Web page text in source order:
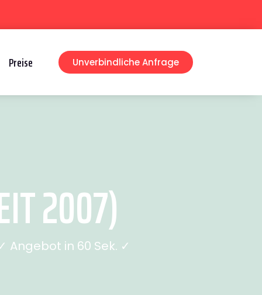
Preise Unverbindliche Anfrage
2007)
Angebot in 60 Sek. ✓